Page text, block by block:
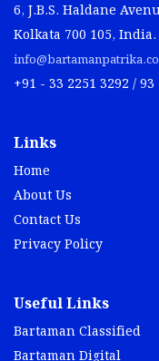
6, J.B.S. Haldane
Kolkata 700 105, India.
+91 - 33 2251 3292 / 93
Links
Home
About Us
Contact Us
Privacy Policy
Useful Links
Bartaman Classified
Bartaman Digital